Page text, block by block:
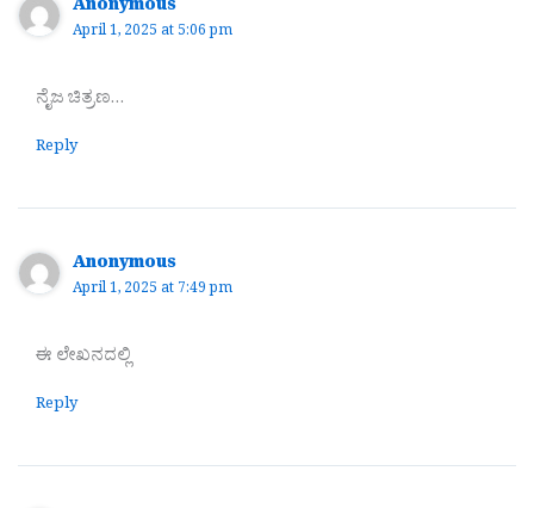
Anonymous
April 1, 2025 at 5:06 pm
ನೈಜ ಚಿತ್ರಣ…
Reply
Anonymous
April 1, 2025 at 7:49 pm
ಈ ಲೇಖನದಲ್ಲಿ
Reply